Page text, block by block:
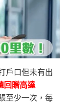
戶口但未有出
回贈高達
至少一次，每